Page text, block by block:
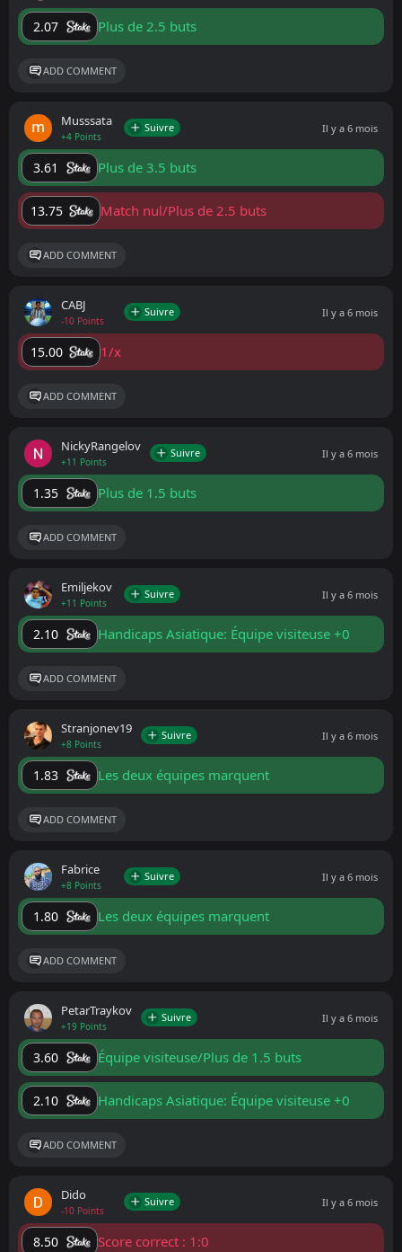
2.07 Plus de 2.5 buts
ADD COMMENT
Musssata
+4 Points
Suivre Il y a 6 mois
3.61 Plus de 3.5 buts
13.75 Match nul/Plus de 2.5 buts
ADD COMMENT
CABJ
-10 Points
Suivre Il y a 6 mois
15.00 1/x
ADD COMMENT
NickyRangelov
+11 Points
Suivre Il y a 6 mois
1.35 Plus de 1.5 buts
ADD COMMENT
Emiljekov
+11 Points
Suivre Il y a 6 mois
2.10 Handicaps Asiatique: Équipe visiteuse +0
ADD COMMENT
Stranjonev19
+8 Points
Suivre Il y a 6 mois
1.83 Les deux équipes marquent
ADD COMMENT
Fabrice
+8 Points
Suivre Il y a 6 mois
1.80 Les deux équipes marquent
ADD COMMENT
PetarTraykov
+19 Points
Suivre Il y a 6 mois
3.60 Équipe visiteuse/Plus de 1.5 buts
2.10 Handicaps Asiatique: Équipe visiteuse +0
ADD COMMENT
Dido
-10 Points
Suivre Il y a 6 mois
8.50 Score correct : 1:0